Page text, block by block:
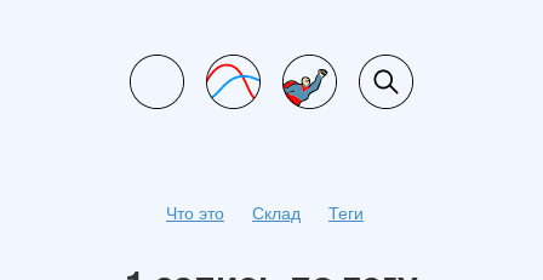
Что это Склад Теги